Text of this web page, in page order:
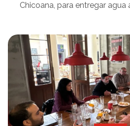
Chicoana, para entregar agua